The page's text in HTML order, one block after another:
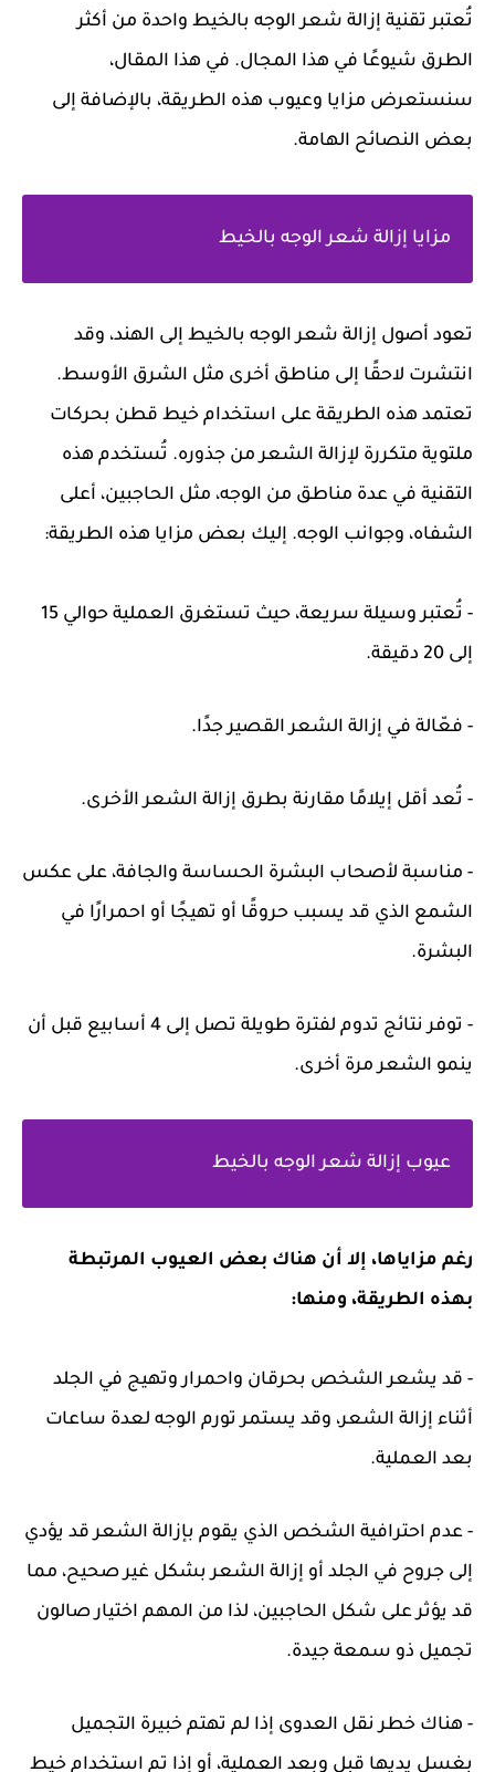
تُعتبر تقنية إزالة شعر الوجه بالخيط واحدة من أكثر
الطرق شيوعًا في هذا المجال. في هذا المقال،
سنستعرض مزايا وعيوب هذه الطريقة، بالإضافة إلى
بعض النصائح الهامة.
مزايا إزالة شعر الوجه بالخيط
تعود أصول إزالة شعر الوجه بالخيط إلى الهند، وقد
انتشرت لاحقًا إلى مناطق أخرى مثل الشرق الأوسط.
تعتمد هذه الطريقة على استخدام خيط قطن بحركات
ملتوية متكررة لإزالة الشعر من جذوره. تُستخدم هذه
التقنية في عدة مناطق من الوجه، مثل الحاجبين، أعلى
الشفاه، وجوانب الوجه. إليك بعض مزايا هذه الطريقة:
- تُعتبر وسيلة سريعة، حيث تستغرق العملية حوالي 15
إلى 20 دقيقة.
- فعّالة في إزالة الشعر القصير جدًا.
- تُعد أقل إيلامًا مقارنة بطرق إزالة الشعر الأخرى.
- مناسبة لأصحاب البشرة الحساسة والجافة، على عكس
الشمع الذي قد يسبب حروقًا أو تهيجًا أو احمرارًا في
البشرة.
- توفر نتائج تدوم لفترة طويلة تصل إلى 4 أسابيع قبل أن
ينمو الشعر مرة أخرى.
عيوب إزالة شعر الوجه بالخيط
رغم مزاياها، إلا أن هناك بعض العيوب المرتبطة
بهذه الطريقة، ومنها:
- قد يشعر الشخص بحرقان واحمرار وتهيج في الجلد
أثناء إزالة الشعر، وقد يستمر تورم الوجه لعدة ساعات
بعد العملية.
- عدم احترافية الشخص الذي يقوم بإزالة الشعر قد يؤدي
إلى جروح في الجلد أو إزالة الشعر بشكل غير صحيح، مما
قد يؤثر على شكل الحاجبين، لذا من المهم اختيار صالون
تجميل ذو سمعة جيدة.
- هناك خطر نقل العدوى إذا لم تهتم خبيرة التجميل
بغسل يديها قبل وبعد العملية، أو إذا تم استخدام خيط